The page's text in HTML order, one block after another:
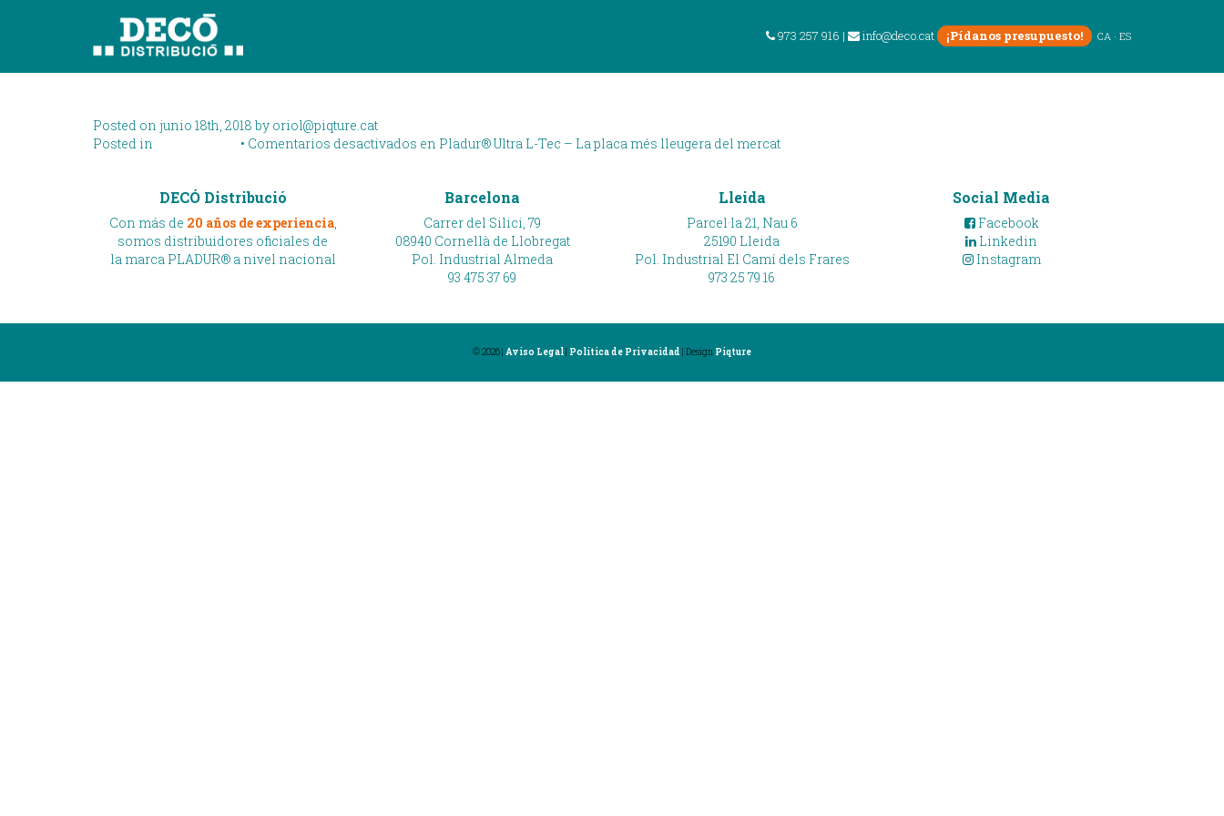
973 257 916 | info@deco.cat ¡Pídanos presupuesto! CA · ES
Archive for the Pladur Video Category
Posted on junio 18th, 2018 by oriol@piqture.cat
Posted in
• Comentarios desactivados en Pladur® Ultra L-Tec – La placa més lleugera del mercat
DECÓ Distribució
Con más de 20 años de experiencia,
somos distribuidores oficiales de
la marca PLADUR® a nivel nacional
Barcelona
Carrer del Silici, 79
08940 Cornellà de Llobregat
Pol. Industrial Almeda
93 475 37 69
Lleida
Parcel·la 21, Nau 6
25190 Lleida
Pol. Industrial El Camí dels Frares
973 25 79 16
Social Media
Facebook
Linkedin
Instagram
© 2026 | Aviso Legal| Política de Privacidad| Design Piqture